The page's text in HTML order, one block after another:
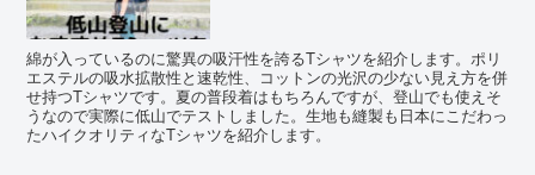
綿が入っているのに驚異の吸汗性を誇るTシャツを紹介します。ポリ
エステルの吸水拡散性と速乾性、コットンの光沢の少ない見え方を併
せ持つTシャツです。夏の普段着はもちろんですが、登山でも使えそ
うなので実際に低山でテストしました。生地も縫製も日本にこだわっ
たハイクオリティなTシャツを紹介します。